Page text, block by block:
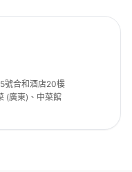
號合和酒店20樓
(廣東)、中菜館